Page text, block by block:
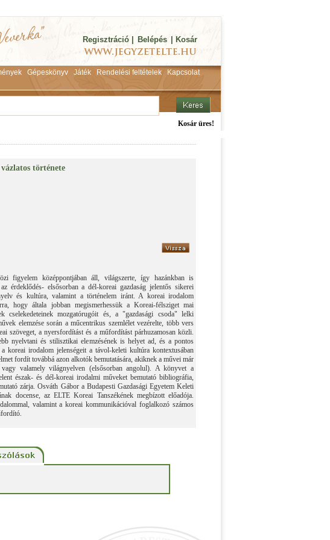
Regisztráció Belépés Kosár
Gépeskönyv Játék Rendelési feltételek Kapcsolat
Kosár üres!
története
figyelem középpontjában áll, világszerte, így hazánkban is
érdeklődés- elsősorban a dél-koreai gazdaság jelentős sikerei
és kultúra, valamint a történelem iránt. A koreai irodalom
hogy általa jobban megismerhessük a Koreai-félsziget mai
cselekedeteinek mozgatórugóit és, a "gazdasági csoda" lelki
elemzése során a műcentrikus szemlélet vezérelte, több vers
szöveget, a nyersfordítást és a műfordítást párhuzamosan közli.
nyelvtani és stilisztikai elemzésének is helyet ad, és a pontos
a koreai irodalom jelenségeit a távol-keleti kultúra kontextusában
fordít továbbá azon alkotók bemutatására, akiknek a művei már
vagy valamely világnyelven (elsősorban angolul). A könyvet a
észak- és dél-koreai irodalmi műveket bemutató bibliográfia,
zárja. Osváth Gábor a Budapesti Gazdasági Egyetem Keleti
docense, az ELTE Koreai Tanszékének megbízott előadója.
valamint a koreai kommunikációval foglalkozó számos